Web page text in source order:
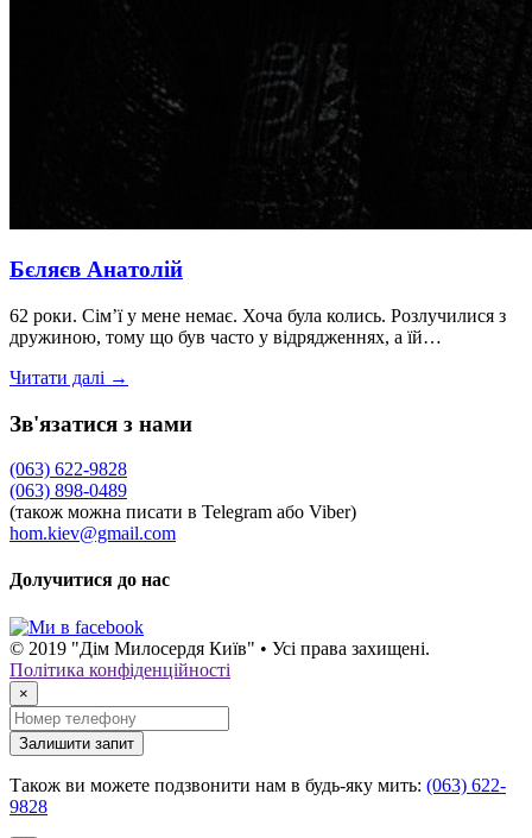
Бєляєв Анатолій
62 роки. Сім’ї у мене немає. Хоча була колись. Розлучилися з
дружиною, тому що був часто у відрядженнях, а їй…
Читати далі →
Зв'язатися з нами
(063) 622-9828
(063) 898-0489
(також можна писати в Telegram або Viber)
hom.kiev@gmail.com
Долучитися до нас
© 2019 "Дім Милосердя Київ" • Усі права захищені.
Політика конфіденційності
×
Залишити запит
Також ви можете подзвонити нам в будь-яку мить: (063) 622-
9828